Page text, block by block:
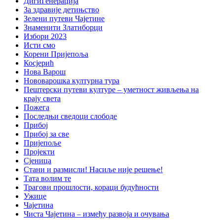
За здравије детињство
Зелени путеви Чајетине
Знаменити Златиборци
Избори 2023
Исти смо
Корени Пријепоља
Косјерић
Нова Варош
Нововарошка културна тура
Пештерски путеви културе – уметност живљења на
крају света
Пожега
Последњи сведоци слободе
Прибој
Прибој за све
Пријепоље
Пројекти
Сјеница
Стани и размисли! Насиље није решење!
Тата волим те
Трагови прошлости, кораци будућности
Ужице
Чајетина
Чиста Чајетина – између развоја и очувања